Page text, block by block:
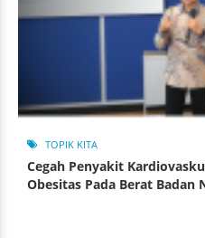
TOPIK KITA
Cegah Penyakit
Obesitas Pada Berat Badan